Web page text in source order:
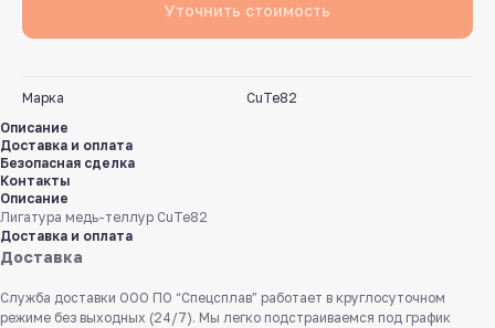
Уточнить стоимость
Марка
CuTe82
Описание
Доставка и оплата
Безопасная сделка
Контакты
Описание
Лигатура медь-теллур CuTe82
Доставка и оплата
Доставка
Служба доставки ООО ПО “Спецсплав” работает в круглосуточном
режиме без выходных (24/7). Мы легко подстраиваемся под график